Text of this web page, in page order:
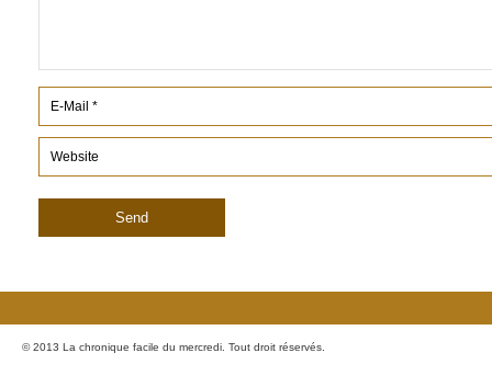
© 2013 La chronique facile du mercredi. Tout droit réservés.